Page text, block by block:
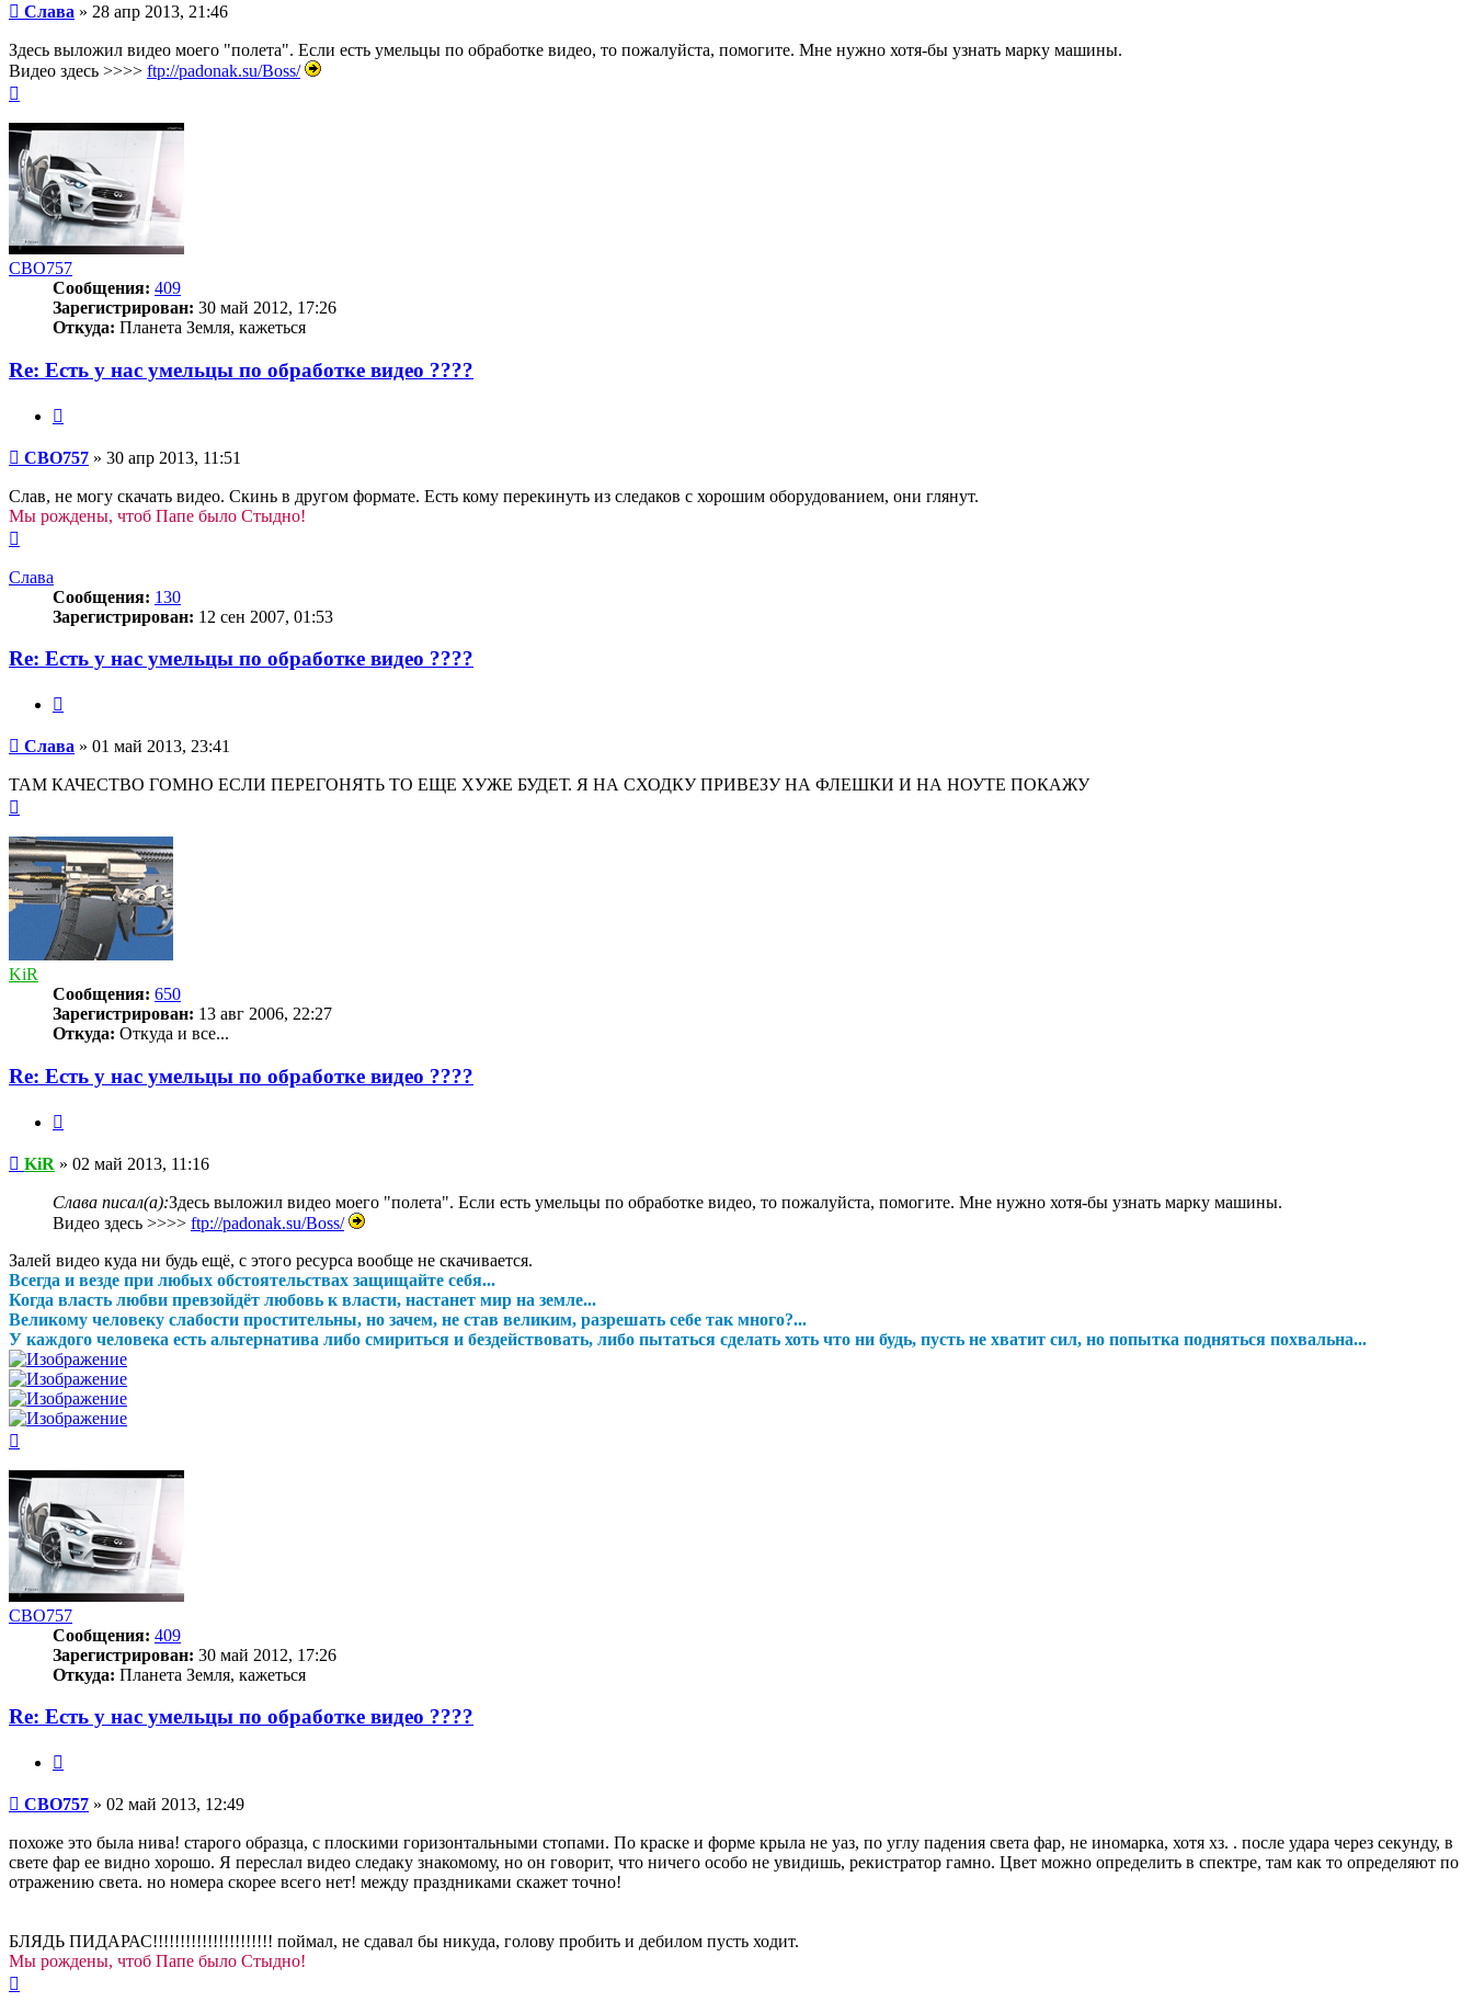
Сообщение
Слава » 28 апр 2013, 21:46
Здесь выложил видео моего "полета". Если есть умельцы по обработке видео, то пожалуйста, помогите. Мне нужно хотя-бы узнать марку машины.
Видео здесь >>>> ftp://padonak.su/Boss/
началу
CBO757
Сообщения: 409
Зарегистрирован: 30 май 2012, 17:26
Откуда: Планета Земля, кажеться
Re: Есть у нас умельцы по обработке видео ????
Сообщение
CBO757 » 30 апр 2013, 11:51
Слав, не могу скачать видео. Скинь в другом формате. Есть кому перекинуть из следаков с хорошим оборудованием, они глянут.
Мы рождены, чтоб Папе было Стыдно!
началу
Слава
Сообщения: 130
Зарегистрирован: 12 сен 2007, 01:53
Re: Есть у нас умельцы по обработке видео ????
Сообщение
Слава » 01 май 2013, 23:41
ТАМ КАЧЕСТВО ГОМНО ЕСЛИ ПЕРЕГОНЯТЬ ТО ЕЩЕ ХУЖЕ БУДЕТ. Я НА СХОДКУ ПРИВЕЗУ НА ФЛЕШКИ И НА НОУТЕ ПОКАЖУ
началу
KiR
Сообщения: 650
Зарегистрирован: 13 авг 2006, 22:27
Откуда: Откуда и все...
Re: Есть у нас умельцы по обработке видео ????
Сообщение
KiR » 02 май 2013, 11:16
Слава писал(а):Здесь выложил видео моего "полета". Если есть умельцы по обработке видео, то пожалуйста, помогите. Мне нужно хотя-бы узнать марку машины.
Видео здесь >>>> ftp://padonak.su/Boss/
Залей видео куда ни будь ещё, с этого ресурса вообще не скачивается.
Всегда и везде при любых обстоятельствах защищайте себя...
Когда власть любви превзойдёт любовь к власти, настанет мир на земле...
Великому человеку слабости простительны, но зачем, не став великим, разрешать себе так много?...
У каждого человека есть альтернатива либо смириться и бездействовать, либо пытаться сделать хоть что ни будь, пусть не хватит сил, но попытка подняться похвальна...
началу
CBO757
Сообщения: 409
Зарегистрирован: 30 май 2012, 17:26
Откуда: Планета Земля, кажеться
Re: Есть у нас умельцы по обработке видео ????
Сообщение
CBO757 » 02 май 2013, 12:49
похоже это была нива! старого образца, с плоскими горизонтальными стопами. По краске и форме крыла не уаз, по углу падения света фар, не иномарка, хотя хз. . после удара через секунду, в
свете фар ее видно хорошо. Я переслал видео следаку знакомому, но он говорит, что ничего особо не увидишь, рекистратор гамно. Цвет можно определить в спектре, там как то определяют по
отражению света. но номера скорее всего нет! между праздниками скажет точно!
БЛЯДЬ ПИДАРАС!!!!!!!!!!!!!!!!!!!!!! поймал, не сдавал бы никуда, голову пробить и дебилом пусть ходит.
Мы рождены, чтоб Папе было Стыдно!